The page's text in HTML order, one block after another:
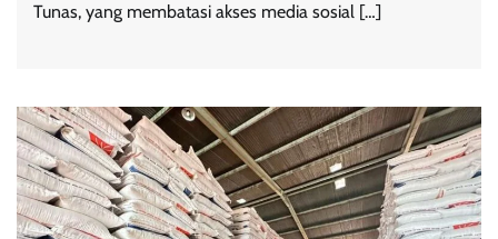
Tunas, yang membatasi akses media sosial […]